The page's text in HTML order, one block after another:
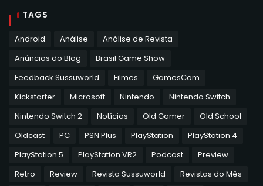
TAGS
Android Análise
Análise de Revista
Anúncios do Blog
Brasil Game Show
Feedback Sussuworld
Filmes
GamesCom
Kickstarter
Microsoft Nintendo
Nintendo Switch
Nintendo Switch 2
Notícias Old Gamer
Old School
Oldcast
PC PSN Plus PlayStation
PlayStation 4
PlayStation 5
PlayStation VR2 Podcast
Preview
Retro
Review Revista Sussuworld
Revistas do Mês